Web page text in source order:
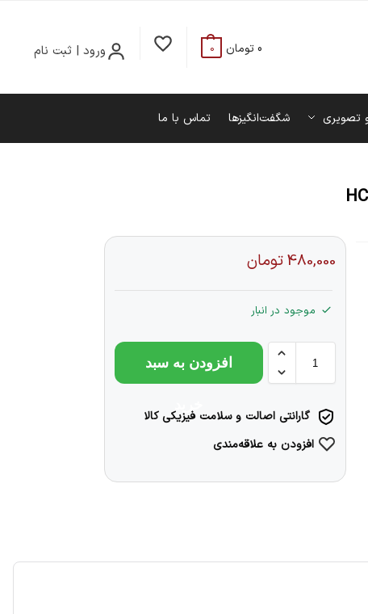
ورود | ثبت نام 0 تومان 0
تصویری شگفت‌انگیزها تماس با ما
480,000تومان
موجود در انبار
افزودن به سبد
گارانتی اصالت و سلامت فیزیکی کالا
افزودن به علاقه‌مندی